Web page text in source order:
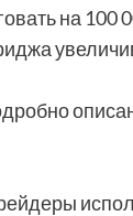
на 100